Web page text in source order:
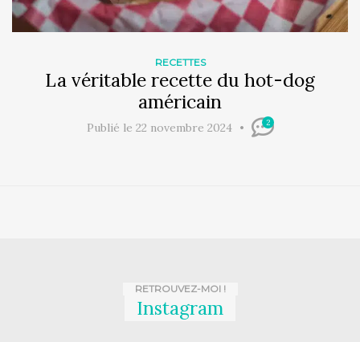
RECETTES
La véritable recette du hot-dog
américain
Publié le 22 novembre 2024 2
RETROUVEZ-MOI !
Instagram